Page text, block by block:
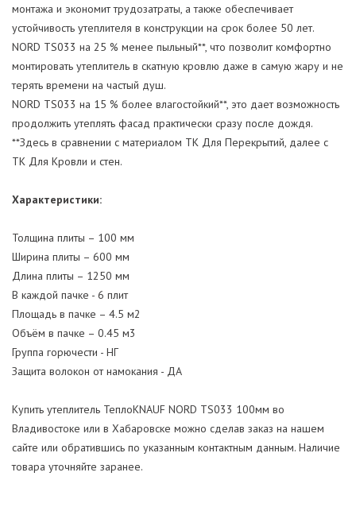
монтажа и экономит трудозатраты, а также обеспечивает
устойчивость утеплителя в конструкции на срок более 50 лет.
NORD TS033 на 25 % менее пыльный**, что позволит комфортно
монтировать утеплитель в скатную кровлю даже в самую жару и не
терять времени на частый душ.
NORD TS033 на 15 % более влагостойкий**, это дает возможность
продолжить утеплять фасад практически сразу после дождя.
**Здесь в сравнении с материалом ТК Для Перекрытий, далее с
ТК Для Кровли и стен.
Характеристики:
Толщина плиты – 100 мм
Ширина плиты – 600 мм
Длина плиты – 1250 мм
В каждой пачке - 6 плит
Площадь в пачке – 4.5 м2
Объём в пачке – 0.45 м3
Группа горючести - НГ
Защита волокон от намокания - ДА
Купить утеплитель ТеплоKNAUF NORD TS033 100мм во
Владивостоке или в Хабаровске можно сделав заказ на нашем
сайте или обратившись по указанным контактным данным. Наличие
товара уточняйте заранее.